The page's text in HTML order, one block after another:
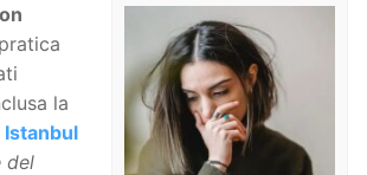
la
del